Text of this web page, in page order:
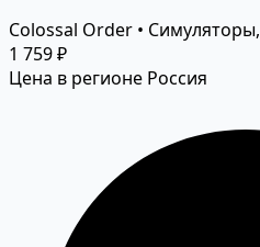
Colossal Order •
1 759 ₽
Цена в регионе Россия